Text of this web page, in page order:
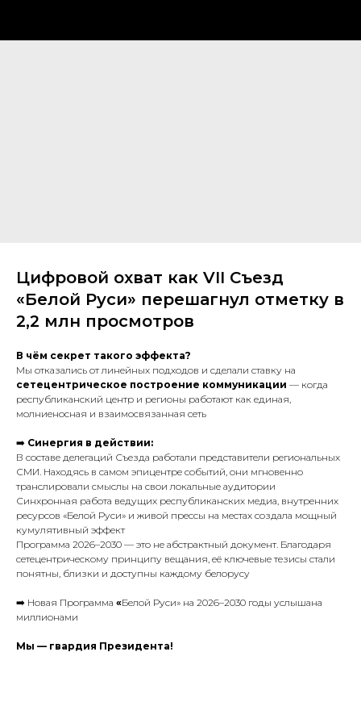
Цифровой охват как VII Съезд
«Белой Руси» перешагнул отметку в
2,2 млн просмотров
В чём секрет такого эффекта?
Мы отказались от линейных подходов и сделали ставку на
сетецентрическое построение коммуникации — когда
республиканский центр и регионы работают как единая,
молниеносная и взаимосвязанная сеть
➡️ Синергия в действии:
В составе делегаций Съезда работали представители региональных
СМИ. Находясь в самом эпицентре событий, они мгновенно
транслировали смыслы на свои локальные аудитории
Синхронная работа ведущих республиканских медиа, внутренних
ресурсов «Белой Руси» и живой прессы на местах создала мощный
кумулятивный эффект
Программа 2026–2030 — это не абстрактный документ. Благодаря
сетецентрическому принципу вещания, её ключевые тезисы стали
понятны, близки и доступны каждому белорусу
➡️ Новая Программа «Белой Руси» на 2026–2030 годы услышана
миллионами
Мы — гвардия Президента!